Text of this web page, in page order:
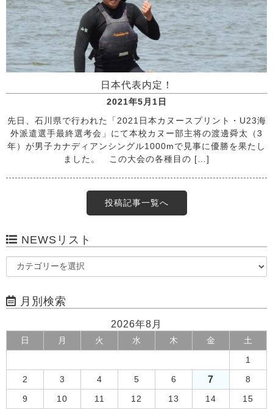
日本代表内定！
2021年5月1日
先日、石川県で行われた「2021日本カヌースプリント・U23海
外派遣選手最終選考会」にて本校カヌー部主将の渡邊舜太（3
年）が男子カナディアンシングル1000mで見事に優勝を果たし
ました。 この大会の各種目の […]
投稿記事一覧へ
NEWSリスト
月別検索
2026年8月
日 月 火 水 木 金 土
1
2 3 4 5 6 7 8
9 10 11 12 13 14 15